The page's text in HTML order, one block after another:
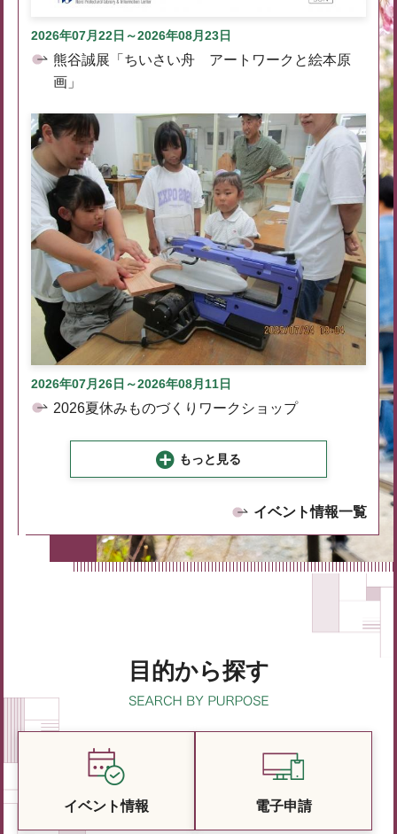
2026年07月22日～2026年08月23日
熊谷誠展「ちいさい舟 アートワークと絵本原
画」
2026年07月26日～2026年08月11日
2026夏休みものづくりワークショップ
もっと見る
イベント情報一覧
目的から探す
イベント情報 電子申請